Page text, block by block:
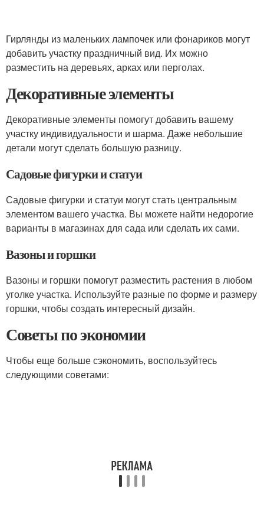
Гирлянды из маленьких лампочек или фонариков могут
добавить участку праздничный вид. Их можно
разместить на деревьях, арках или перголах.
Декоративные элементы
Декоративные элементы помогут добавить вашему
участку индивидуальности и шарма. Даже небольшие
детали могут сделать большую разницу.
Садовые фигурки и статуи
Садовые фигурки и статуи могут стать центральным
элементом вашего участка. Вы можете найти недорогие
варианты в магазинах для сада или сделать их сами.
Вазоны и горшки
Вазоны и горшки помогут разместить растения в любом
уголке участка. Используйте разные по форме и размеру
горшки, чтобы создать интересный дизайн.
Советы по экономии
Чтобы еще больше сэкономить, воспользуйтесь
следующими советами: